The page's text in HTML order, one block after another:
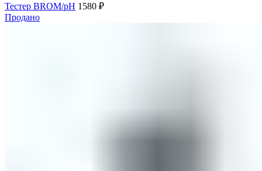
Тестер BROM/pH 1580 ₽
Продано